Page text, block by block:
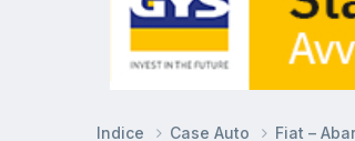
Indice Case Auto Fiat –